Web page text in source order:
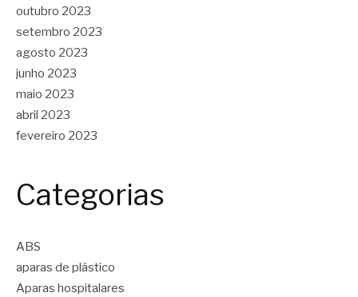
outubro 2023
setembro 2023
agosto 2023
junho 2023
maio 2023
abril 2023
fevereiro 2023
Categorias
ABS
aparas de plástico
Aparas hospitalares